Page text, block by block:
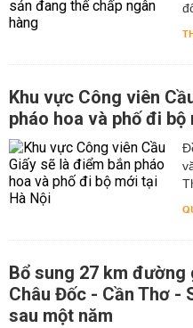
Khu vực Công viên
pháo hoa và phố đi bộ
Bổ sung 27 km
Châu Đốc - Cần Thơ -
sau một năm